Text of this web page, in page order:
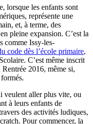
lorsque les enfants sont
représente une
et, à terme, des
pleine expansion. C’est la
comme Issy-les-
code dès l’école primaire,
C’est même inscrit
2016, même si,
veulent aller plus vite, ou
à leurs enfants de
des activités ludiques,
Pour commencer, la